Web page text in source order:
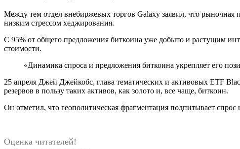
Между тем отдел внебиржевых торгов Galaxy заявил, что
низким стрессом хеджирования.
С 95% от общего предложения биткоина уже добыто и растущим
стоимости.
«Динамика спроса и предложения биткоина укрепляет его
25 апреля Джей Джейкобс, глава тематических и активовых ETF
резервов в пользу таких активов, как золото и, все чаще, биткоин.
Он отметил, что геополитическая фрагментация подпитывает
Оценка читателей!